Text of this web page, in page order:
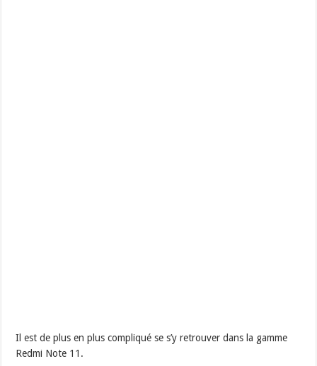
Il est de plus en plus compliqué se s’y retrouver dans la gamme
Redmi Note 11.